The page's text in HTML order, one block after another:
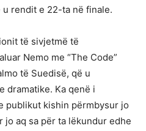
rendit e 22-ta në finale.
të sivjetmë të
Nemo me “The Code”
të Suedisë, që u
dramatike. Ka qenë i
publikut kishin përmbysur jo
jo aq sa për ta lëkundur edhe